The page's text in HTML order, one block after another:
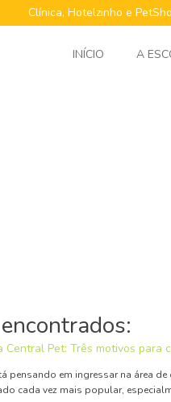
Clínica, Hotelzinho e
INÍCIO A
Central Pet: Três motivos para
pensando em ingressar na área
cada vez mais popular,